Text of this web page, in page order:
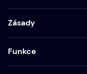
Zásady
Funkce